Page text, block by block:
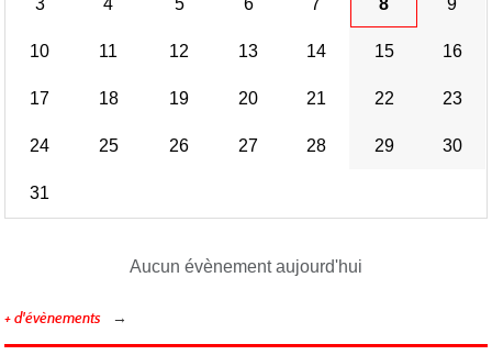
3 4 5 6 7 8 9
10 11 12 13 14 15 16
17 18 19 20 21 22 23
24 25 26 27 28 29 30
31
Aucun évènement aujourd'hui
+ d'évènements